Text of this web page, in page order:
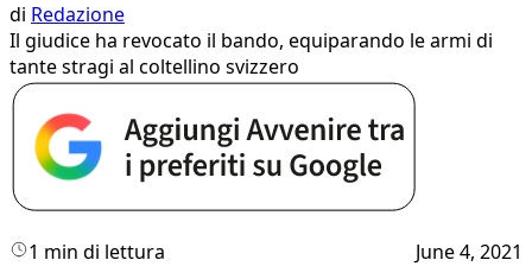
di Redazione
Il giudice ha revocato il bando, equiparando le armi di
tante stragi al coltellino svizzero
1 min di lettura June 4, 2021